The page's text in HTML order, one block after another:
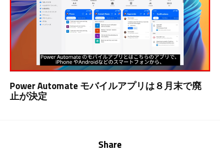
Power Automate モバイルアプリは８月末で廃
止が決定
Share